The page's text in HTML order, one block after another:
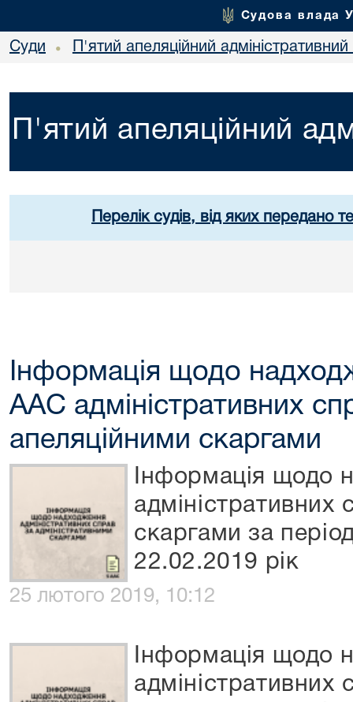
Судова влада
Суди • П'ятий апеляційний адміністративний
П'ятий апеляційний
Перелік судів, від яких передано
Інформація щодо
ААС адміністративних
апеляційними скаргами
Інформація щодо
адміністративних
скаргами за
22.02.2019 рік
25 лютого 2019, 10:12
Інформація щодо
адміністративних